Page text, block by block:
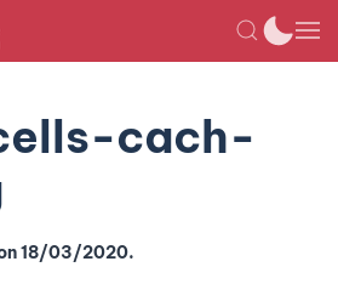
cach-
18/03/2020.